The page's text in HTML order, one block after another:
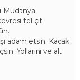
Mudanya
tel çit
adam etsin. Kaçak
Yollarını ve alt